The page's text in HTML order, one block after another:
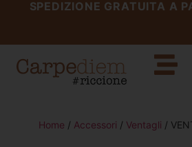
SPEDIZIONE GRATUITA A
Home / Accessori / Ventagli /